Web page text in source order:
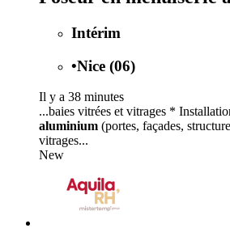
Intérim
•Nice (06)
Il y a 38 minutes
...baies vitrées et vitrages *
aluminium (portes, façades,
vitrages...
New